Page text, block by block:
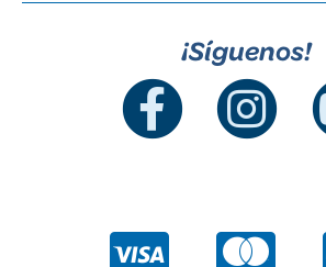
¡Síguenos!